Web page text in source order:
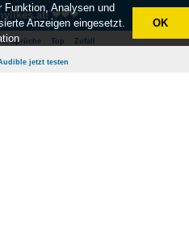
❤❤❤
Sprüche Top Zufall
jetzt testen
Funktion, Analysen und
Anzeigen eingesetzt.
OK